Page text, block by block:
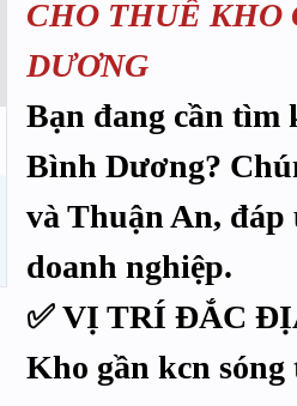
CHO THUÊ
DƯƠNG
Bạn đang cần tìm
Bình Dương?
và Thuận An,
doanh nghiệp.
✅ VỊ TRÍ ĐẮC
Kho gần kcn